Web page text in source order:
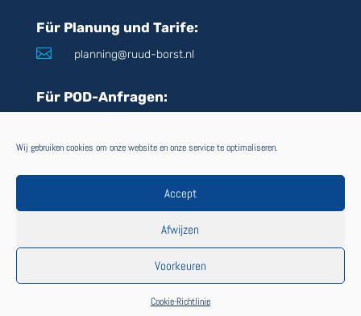
Wij gebruiken cookies om onze website en onze service te optimaliseren.
Accept
Afwijzen
Voorkeuren
Cookie-Richtlinie
Für Planung und Tarife:
 planning@ruud-borst.nl
Für POD-Anfragen: